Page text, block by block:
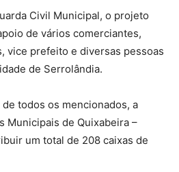
Civil Municipal, o projeto
de vários comerciantes,
vice prefeito e diversas pessoas
de Serrolândia.
todos os mencionados, a
Municipais de Quixabeira –
um total de 208 caixas de